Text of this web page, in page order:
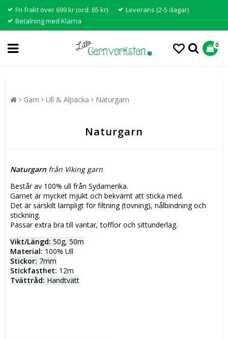
Fri frakt över 699 kr (ord. 65 kr)
Leverans (2-5 dagar)
Betalning med Klarna
0
Garn Ull & Alpacka Naturgarn
Naturgarn
Naturgarn från Viking garn
Består av 100% ull från Sydamerika.
Garnet är mycket mjukt och bekvämt att sticka med.
Det är särskilt lämpligt för filtning (tovning), nålbindning och
stickning.
Passar extra bra till vantar, tofflor och sittunderlag.
Vikt/Längd: 50g, 50m
Material: 100% Ull
Stickor: 7mm
Stickfasthet: 12m
Tvättråd: Handtvätt